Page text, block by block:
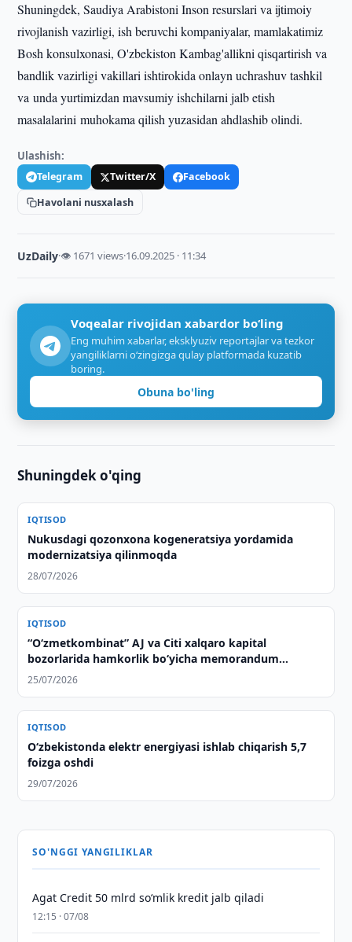
Shuningdek, Saudiya Arabistoni Inson resurslari va ijtimoiy
rivojlanish vazirligi, ish beruvchi kompaniyalar, mamlakatimiz
Bosh konsulxonasi, O'zbekiston Kambag'allikni qisqartirish va
bandlik vazirligi vakillari ishtirokida onlayn uchrashuv tashkil
va unda yurtimizdan mavsumiy ishchilarni jalb etish
masalalarini muhokama qilish yuzasidan ahdlashib olindi.
Ulashish:
Telegram Twitter/X
Facebook
Havolani nusxalash
UzDaily·👁 1671 views·16.09.2025 · 11:34
Voqealar rivojidan xabardor bo‘ling
Eng muhim xabarlar, eksklyuziv reportajlar va tezkor
yangiliklarni o‘zingizga qulay platformada kuzatib
boring.
Obuna bo'ling
Shuningdek o'qing
IQTISOD
Nukusdagi qozonxona kogeneratsiya yordamida
modernizatsiya qilinmoqda
28/07/2026
IQTISOD
“O‘zmetkombinat” AJ va Citi xalqaro kapital
bozorlarida hamkorlik bo‘yicha memorandum
imzoladi
25/07/2026
IQTISOD
O‘zbekistonda elektr energiyasi ishlab chiqarish 5,7
foizga oshdi
29/07/2026
SO'NGGI YANGILIKLAR
Agat Credit 50 mlrd so‘mlik kredit jalb qiladi
12:15 · 07/08